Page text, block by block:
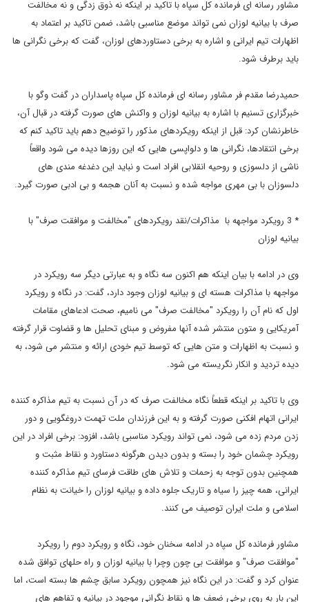
مشاور رسانه ای فرمانده کل سپاه با تاکید بر اینکه نه ذوق زدگی و نه مخالفت
صرف با بیانیه لوزان نمی تواند موضع مناسبی باشد، ضمن تاکید بر اعتماد به
اظهارات تیم ایرانی و اشاره به برخی دستاوردهای لوزان، گفت که برخی نگرانی ها
باید برطرف شود.
حمیدرضا مقدم فر مشاور رسانه ای فرمانده کل سپاه پاسداران در گفت وگو با
خبرگزاری تسنیم با اشاره به بیانیه لوزان و واکنش های صورت گرفته در قبال آن،
خاطرنشان کرد: قبل از اینکه رویکردهای مذکور را توضیح دهم باید تاکید کنم که
برخی انتقادها، نگرانی ها و دلواپسی هایی که این روزها دیده می شود واقعاً
ناشی از دلسوزی و روحیه انقلابی افراد است و نباید این دغدغه مندی های
دلسوزان با بی مهری مواجه شده و نسبت به آنان هجمه و بی ادبی صورت گیرد.
* 3 رویکرد مواجهه با مذاکرات/نقد رویکردهای "مخالفت و موافقت صرف" با
بیانیه لوزان
وی در ادامه با بیان اینکه هم اکنون سه نگاه و به عبارتی دیگر سه رویکرد در
مواجهه با مذاکرات هسته ای و بیانیه لوزان وجود دارد، گفت: در نگاه و رویکرد
اول که نام آن را رویکرد "مخالفت صرف" می نامیم، صحت ادعاهای مقامات
آمریکایی و متون منتشر شده آنها مفروض و مبنای تحلیل ها و قضاوت قرار گرفته
و نسبت به اظهارات و متن هایی که توسط تیم خودی ارائه و منتشر می شود، به
دیده تردید و انکار نگریسته می شود.
وی با تاکید بر اینکه قطعاً نگاه مخالفت صرف که در آن نسبت به تیم مذاکره کننده
ایرانی اتهام افکنی صورت گرفته و به این فرزندان ملت تهمت دروغگویی و دور
زدن مردم زده می شود، نمی تواند رویکرد مناسبی باشد، افزود: برخی افراد در این
رویکرد چشمان خود را بسته و بدون دیدن هرگونه دستاورد و نقاط مثبت و
همچنین بدون توجه به زحمات و تلاش های طاقت فرسای تیم مذاکره کننده
ایرانی، همه چیز را سیاه و تاریک جلوه داده و بیانیه لوزان را خیانت به نظام
اسلامی و ملت ایران توصیف می کنند.
مشاور فرمانده کل سپاه در ادامه سخنان خود، نگاه و رویکرد دوم را رویکرد
"موافقت صرف" و موافقت بی چون وچرا با بیانیه لوزان و راه حلهای توافق شده
عنوان کرد و گفت: در این نگاه نیز همچون رویکرد سابق چشم ها بسته است، اما
این بار به روی برخی ضعف ها و نقاط نگرانی موجود در بیانیه و تفاهم های